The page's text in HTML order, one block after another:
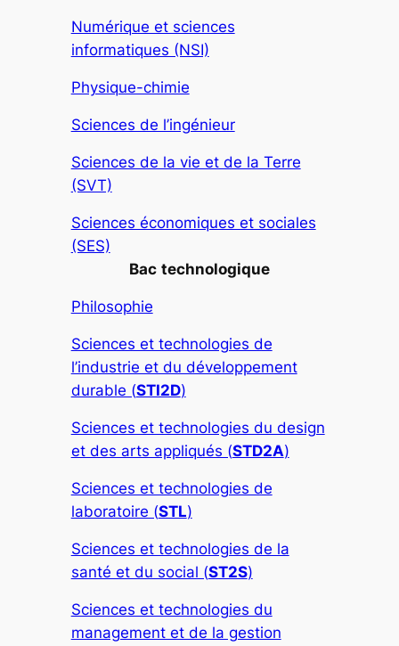
Numérique et sciences
informatiques (NSI)
Physique-chimie
Sciences de l’ingénieur
Sciences de la vie et de la Terre
(SVT)
Sciences économiques et sociales
(SES)
Bac technologique
Philosophie
Sciences et technologies de
l’industrie et du développement
durable (STI2D)
Sciences et technologies du design
et des arts appliqués (STD2A)
Sciences et technologies de
laboratoire (STL)
Sciences et technologies de la
santé et du social (ST2S)
Sciences et technologies du
management et de la gestion